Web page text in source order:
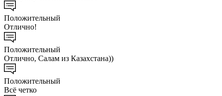
Положительный
Отлично!
Положительный
Отлично, Салам из Казахстана))
Положительный
Всё четко